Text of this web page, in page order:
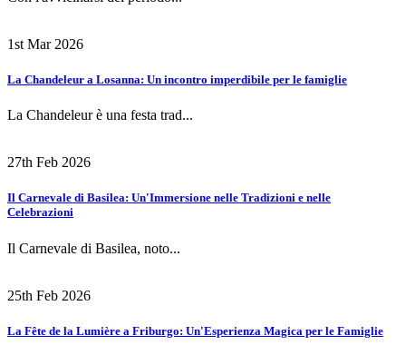
1st Mar 2026
La Chandeleur a Losanna: Un incontro imperdibile per le famiglie
La Chandeleur è una festa trad...
27th Feb 2026
Il Carnevale di Basilea: Un'Immersione nelle Tradizioni e nelle
Celebrazioni
Il Carnevale di Basilea, noto...
25th Feb 2026
La Fête de la Lumière a Friburgo: Un'Esperienza Magica per le Famiglie